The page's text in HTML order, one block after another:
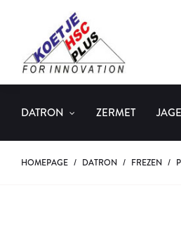
DATRON ZERMET
HOMEPAGE / DATRON / FREZEN /